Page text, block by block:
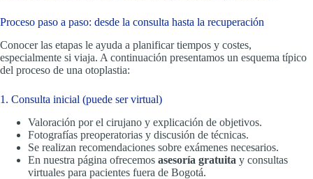
Proceso paso a paso: desde la consulta hasta la recuperación
Conocer las etapas le ayuda a planificar tiempos y costes,
especialmente si viaja. A continuación presentamos un esquema típico
del proceso de una otoplastia:
1. Consulta inicial (puede ser virtual)
Valoración por el cirujano y explicación de objetivos.
Fotografías preoperatorias y discusión de técnicas.
Se realizan recomendaciones sobre exámenes necesarios.
En nuestra página ofrecemos asesoría gratuita y consultas
virtuales para pacientes fuera de Bogotá.